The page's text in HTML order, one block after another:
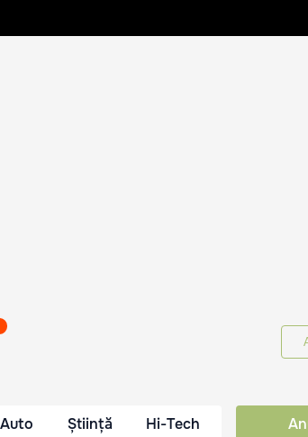
Auto Știință Hi-Tech